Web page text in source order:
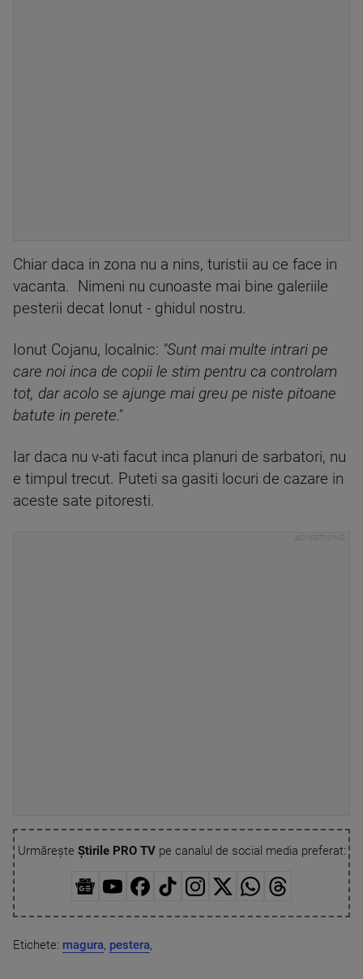
Chiar daca in zona nu a nins, turistii au ce face in
vacanta. Nimeni nu cunoaste mai bine galeriile
pesterii decat Ionut - ghidul nostru.
Ionut Cojanu, localnic: "Sunt mai multe intrari pe
care noi inca de copii le stim pentru ca controlam
tot, dar acolo se ajunge mai greu pe niste pitoane
batute in perete."
Iar daca nu v-ati facut inca planuri de sarbatori, nu
e timpul trecut. Puteti sa gasiti locuri de cazare in
aceste sate pitoresti.
Urmărește Știrile PRO TVpe canalul de social media preferat:
Etichete: magura, pestera,